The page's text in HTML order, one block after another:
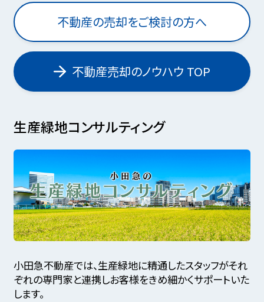
不動産の売却をご検討の方へ
不動産売却のノウハウ TOP
生産緑地コンサルティング
小田急不動産では、生産緑地に精通したスタッフがそれ
ぞれの専門家と連携しお客様をきめ細かくサポートいた
します。